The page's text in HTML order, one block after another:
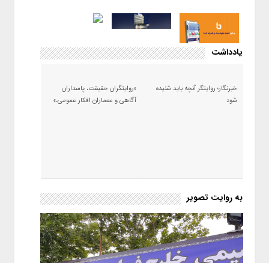
یادداشت
خبرنگار؛ روایتگر آنچه باید شنیده
شود
«روایتگران حقیقت، پاسداران
آگاهی و معماران افکار عمومی،»
به روایت تصویر